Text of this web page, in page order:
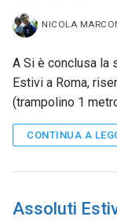
NICOLA
A Si è conclusa la
Estivi a Roma,
(trampolino 1
CONTINUA A
Assoluti